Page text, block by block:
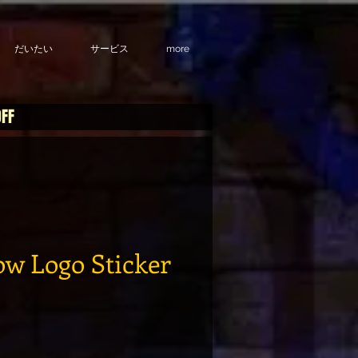
だいたい サービス more
Logo Sticker